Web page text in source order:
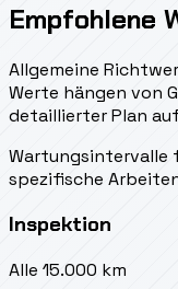
Empfohlene
Allgemeine
Werte hängen von
detaillierter Plan
Wartungsintervalle
spezifische
Inspektion
Alle 15.000 km